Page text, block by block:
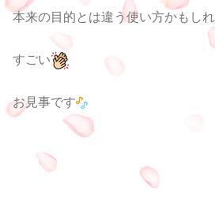
本来の目的とは違う使い方かもし
すごい
お見事です